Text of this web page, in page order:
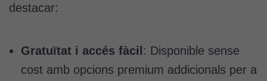
destacar:
Gratuïtat i accés fàcil: Disponible sense
cost amb opcions premium addicionals per a